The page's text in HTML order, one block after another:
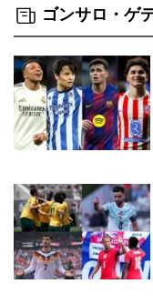
ゴンサロ・ゲ